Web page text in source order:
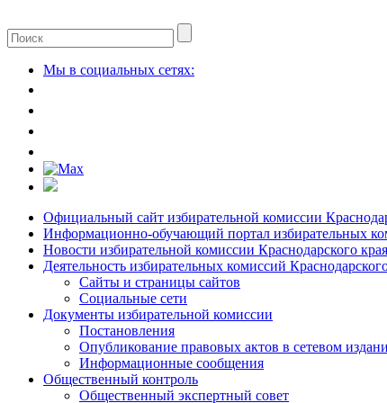
Мы в социальных сетях:
Официальный сайт избирательной комиссии
Информационно-обучающий портал избирательных
Новости избирательной комиссии Краснодарского края
Деятельность избирательных комиссий
Сайты и страницы сайтов
Социальные сети
Документы избирательной комиссии
Постановления
Опубликование правовых актов в сетевом
Информационные сообщения
Общественный контроль
Общественный экспертный совет